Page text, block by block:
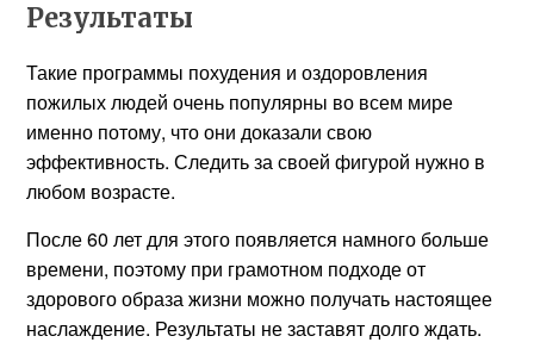
Результаты
Такие программы похудения и оздоровления
пожилых людей очень популярны во всем мире
именно потому, что они доказали свою
эффективность. Следить за своей фигурой нужно в
любом возрасте.
После 60 лет для этого появляется намного больше
времени, поэтому при грамотном подходе от
здорового образа жизни можно получать настоящее
наслаждение. Результаты не заставят долго ждать.